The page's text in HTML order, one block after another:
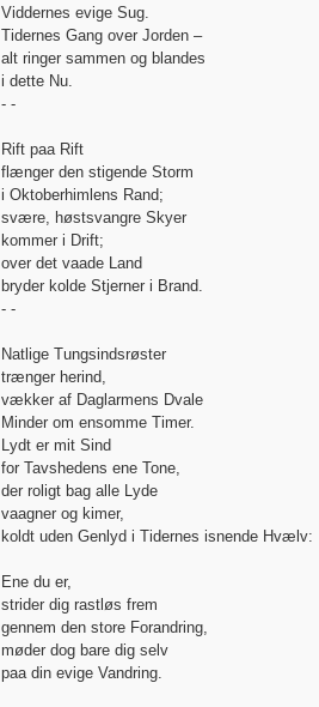
Viddernes evige Sug.
Tidernes Gang over Jorden –
alt ringer sammen og blandes
i dette Nu.
- -
Rift paa Rift
flænger den stigende Storm
i Oktoberhimlens Rand;
svære, høstsvangre Skyer
kommer i Drift;
over det vaade Land
bryder kolde Stjerner i Brand.
- -
Natlige Tungsindsrøster
trænger herind,
vækker af Daglarmens Dvale
Minder om ensomme Timer.
Lydt er mit Sind
for Tavshedens ene Tone,
der roligt bag alle Lyde
vaagner og kimer,
koldt uden Genlyd i Tidernes isnende Hvælv:
Ene du er,
strider dig rastløs frem
gennem den store Forandring,
møder dog bare dig selv
paa din evige Vandring.